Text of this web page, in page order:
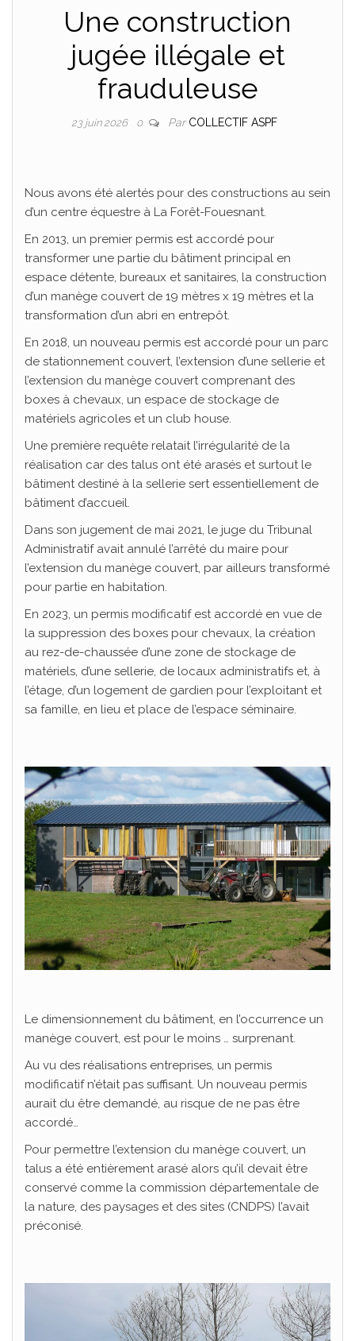
Une construction
jugée illégale et
frauduleuse
23 juin 2026 0 Par COLLECTIF ASPF
Nous avons été alertés pour des constructions au sein
d’un centre équestre à La Forêt-Fouesnant.
En 2013, un premier permis est accordé pour
transformer une partie du bâtiment principal en
espace détente, bureaux et sanitaires, la construction
d’un manège couvert de 19 mètres x 19 mètres et la
transformation d’un abri en entrepôt.
En 2018, un nouveau permis est accordé pour un parc
de stationnement couvert, l’extension d’une sellerie et
l’extension du manège couvert comprenant des
boxes à chevaux, un espace de stockage de
matériels agricoles et un club house.
Une première requête relatait l’irrégularité de la
réalisation car des talus ont été arasés et surtout le
bâtiment destiné à la sellerie sert essentiellement de
bâtiment d’accueil.
Dans son jugement de mai 2021, le juge du Tribunal
Administratif avait annulé l’arrêté du maire pour
l’extension du manège couvert, par ailleurs transformé
pour partie en habitation.
En 2023, un permis modificatif est accordé en vue de
la suppression des boxes pour chevaux, la création
au rez-de-chaussée d’une zone de stockage de
matériels, d’une sellerie, de locaux administratifs et, à
l’étage, d’un logement de gardien pour l’exploitant et
sa famille, en lieu et place de l’espace séminaire.
Le dimensionnement du bâtiment, en l’occurrence un
manège couvert, est pour le moins … surprenant.
Au vu des réalisations entreprises, un permis
modificatif n’était pas suffisant. Un nouveau permis
aurait du être demandé, au risque de ne pas être
accordé…
Pour permettre l’extension du manège couvert, un
talus a été entièrement arasé alors qu’il devait être
conservé comme la commission départementale de
la nature, des paysages et des sites (CNDPS) l’avait
préconisé.